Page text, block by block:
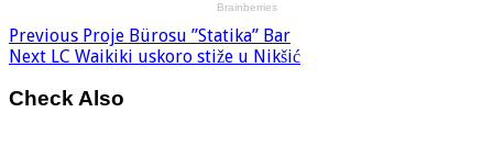
Previous Proje Bürosu ”Statika” Bar
Next LC Waikiki uskoro stiže u Nikšić
Check Also